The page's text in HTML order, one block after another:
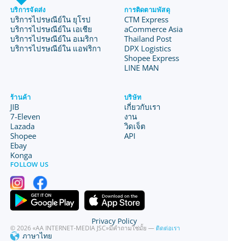
บริการจัดส่ง
บริการไปรษณีย์ใน ยุโรป
บริการไปรษณีย์ใน เอเชีย
บริการไปรษณีย์ใน อเมริกา
บริการไปรษณีย์ใน แอฟริกา
การติดตามพัสดุ
CTM Express
aCommerce Asia
Thailand Post
DPX Logistics
Shopee Express
LINE MAN
ร้านค้า
JIB
7-Eleven
Lazada
Shopee
Ebay
Konga
บริษัท
เกี่ยวกับเรา
งาน
วิดเจ็ต
API
FOLLOW US
© 2026 «AA INTERNET-MEDIA JSC»มีคำถามใช่มั้ย — ติดต่อเรา
ภาษาไทย
Privacy Policy